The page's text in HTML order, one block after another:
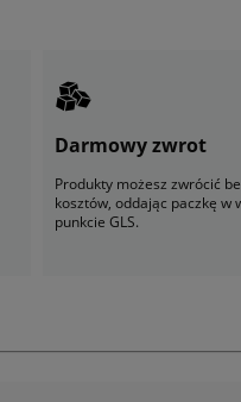
Darmowy zwrot
Produkty możesz zwrócić
kosztów, oddając paczkę w
punkcie GLS.